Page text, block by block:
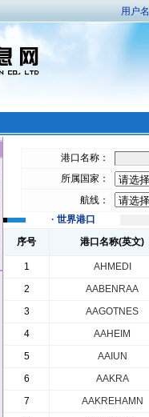
用户
港口名称：
所属国家：
航线：
· 世界港口
序号
港口名称(英文)
1
AHMEDI
2
AABENRAA
3
AAGOTNES
4
AAHEIM
5
AAIUN
6
AAKRA
7
AAKREHAMN